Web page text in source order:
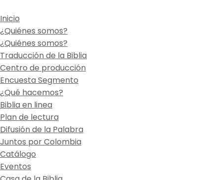
Inicio
¿Quiénes somos?
¿Quiénes somos?
Traducción de la Biblia
Centro de producción
Encuesta Segmento
¿Qué hacemos?
Biblia en linea
Plan de lectura
Difusión de la Palabra
Juntos por Colombia
Catálogo
Eventos